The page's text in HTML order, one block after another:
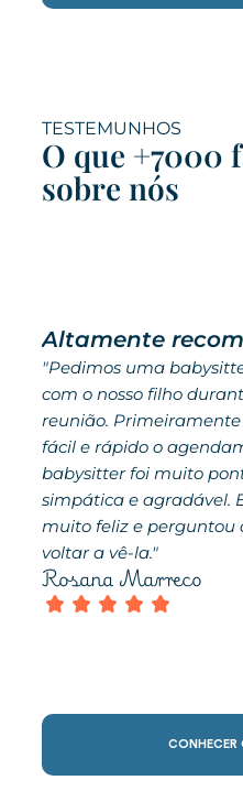
TESTEMUNHOS
O que +7000
sobre nós
Altamente
"Pedimos uma
com o nosso filho
reunião. Primeiramente
fácil e rápido o
babysitter foi muito
simpática e agradável.
muito feliz e perguntou
voltar a vê-la."
Rosana Marreco
CONHECER